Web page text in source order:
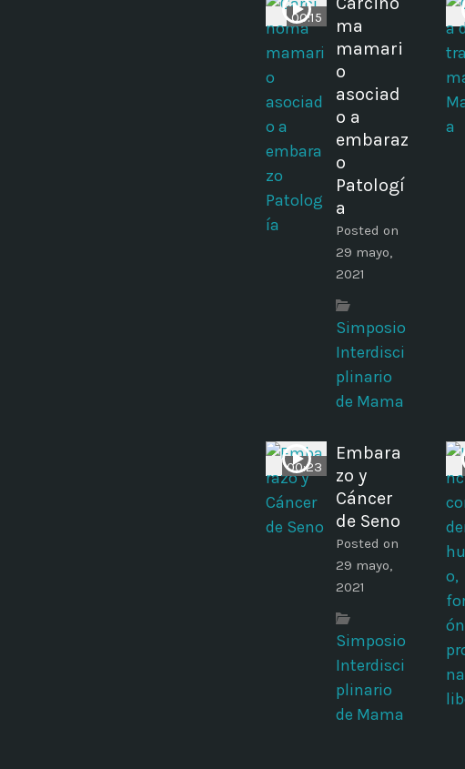
00:15
ma
mamari
o
asociad
o a
embaraz
o
Patologí
a
Posted on
29 mayo,
2021
Simposio
Interdisci
plinario
de Mama
00:23
Embara
zo y
Cáncer
de Seno
Posted on
29 mayo,
2021
Simposio
Interdisci
plinario
de Mama